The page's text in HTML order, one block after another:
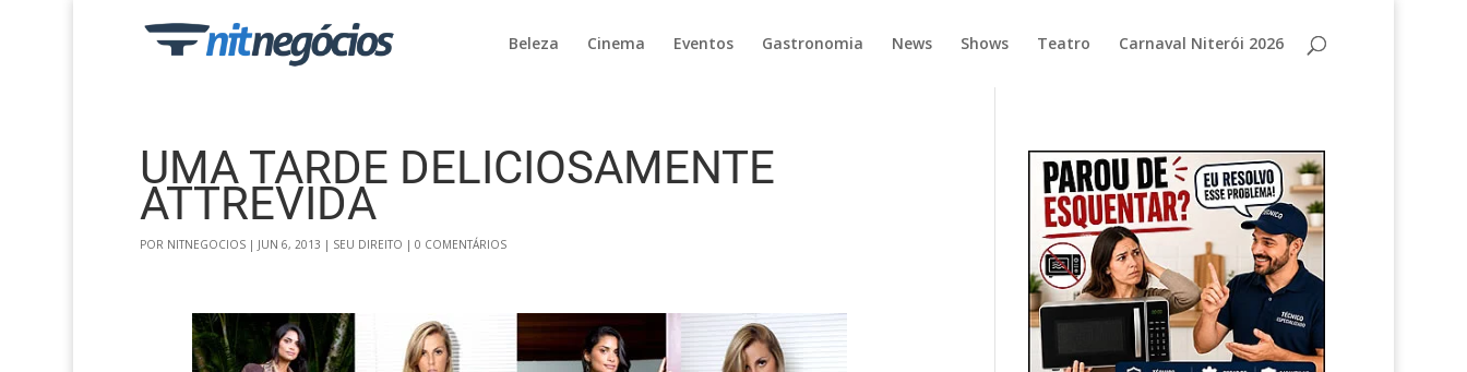
Beleza Cinema Eventos Gastronomia News Shows Teatro Carnaval Niterói 2026
UMA TARDE DELICIOSAMENTE
ATTREVIDA
POR NITNEGOCIOS| JUN 6, 2013 | SEU DIREITO | 0 COMENTÁRIOS